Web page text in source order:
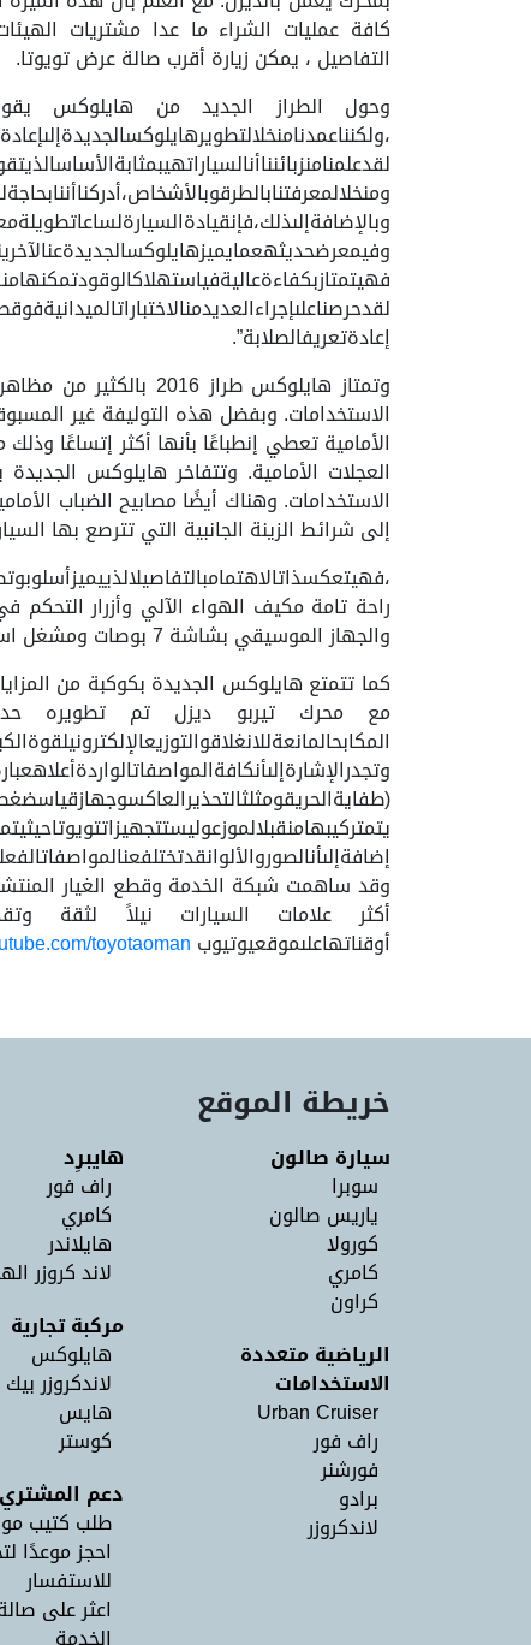
كافة عمليات الشراء ما عدا مشتريات
التفاصيل ، يمكن زيارة أقرب صالة عرض تويوتا.
وحول الطراز الجديد من هايلوكس يقول
إعادةتعريفالصلابة”.
وتمتاز هايلوكس
الاستخدامات. وبفضل هذه التوليفة غير
الأمامية تعطي إنطباعًا بأنها أكثر إتساعًا
العجلات الأمامية. وتتفاخر هايلوكس
الاستخدامات. وهناك أيضًا مصابيح الضباب
إلى شرائط الزينة الجانبية التي تترصع بها
راحة تامة مكيف الهواء الآلي وأزرار
والجهاز الموسيقي بشاشة 7 بوصات ومشغل اسطوانات دي في دي وغيرها من المزايا.
وقد ساهمت شبكة الخدمة وقطع الغيار
أكثر علامات السيارات نيلاً لثقة وتقدير
أوقناتهاعلىموقعيوتيوب toyotaoman
خريطة الموقع
سيارة صالون
سوبرا
ياريس صالون
كورولا
كامري
كراون
الرياضية متعددة
الاستخدامات
Urban Cruiser
راف فور
فورشنر
برادو
لاندكروزر
هايبرِد
راف فور
كامري
هايلاندر
لاند كروزر
مركبة تجارية
هايلوكس
لاندكروزر
هايس
كوستر
دعم المشتري
طلب كتيب
احجز موعدًا
للاستفسار
اعثر على